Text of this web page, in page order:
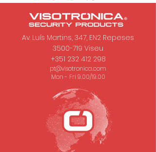
Av. Luís Martins, 347, EN2 Repeses
3500-719 Viseu
+351 232 412 298
pt@visotronica.com
Mon - Fri 9.00/19.00